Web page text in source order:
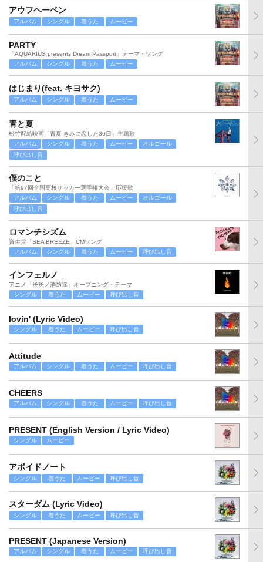
アウフヘーベン
アルバム シングル 着うた ムービー
PARTY
「AQUARIUS presents Dream Passport」テーマ・ソング
アルバム
シングル 着うた ムービー
はじまり(feat. キヨサク)
アルバム シングル 着うた ムービー
青と夏
松竹配給映画「青夏 きみに恋した30日」主題歌
アルバム
シングル 着うた ムービー
オルゴール
呼び出し音
僕のこと
「第97回全国高校サッカー選手権大会」応援歌
アルバム
シングル 着うた ムービー
オルゴール
呼び出し音
ロマンチシズム
資生堂「SEA BREEZE」CMソング
アルバム
シングル 着うた ムービー 呼び出し音
インフェルノ
アニメ「炎炎ノ消防隊」オープニング・テーマ
シングル
着うた ムービー 呼び出し音
lovin' (Lyric Video)
シングル 着うた ムービー 呼び出し音
Attitude
アルバム シングル 着うた ムービー 呼び出し音
CHEERS
アルバム シングル 着うた ムービー 呼び出し音
PRESENT (English Version / Lyric Video)
シングル ムービー
アボイドノート
シングル 着うた ムービー 呼び出し音
スターダム (Lyric Video)
シングル 着うた ムービー 呼び出し音
PRESENT (Japanese Version)
アルバム シングル 着うた ムービー 呼び出し音